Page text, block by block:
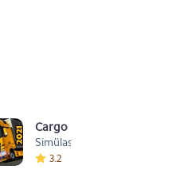
Cargo Simulator 2021:
Simülasyon
3.2